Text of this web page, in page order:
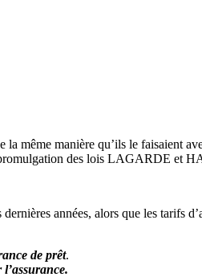
même manière qu’ils le faisaient
promulgation des lois LAGARDE et
années, alors que les tarifs
de prêt.